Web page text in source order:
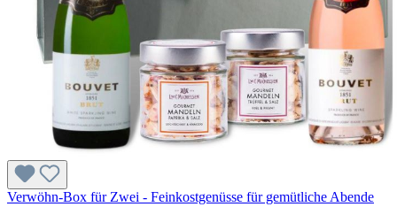
Verwöhn-Box für Zwei - Feinkostgenüsse für gemütliche Abende